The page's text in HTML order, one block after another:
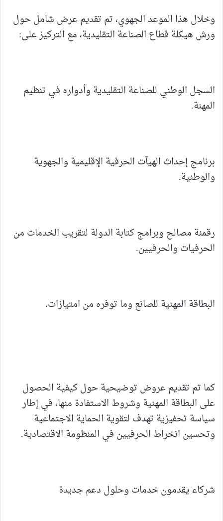
وخلال هذا الموعد الجهوي، تم تقديم عرض شامل حول
ورش هيكلة قطاع الصناعة التقليدية، مع التركيز على:
السجل الوطني للصناعة التقليدية وأدواره في تنظيم
المهنة.
برنامج إحداث الهيآت الحرفية الإقليمية والجهوية
والوطنية.
رقمنة مصالح وبرامج كتابة الدولة لتقريب الخدمات من
الحرفيات والحرفيين.
البطاقة المهنية للصانع وما توفره من امتيازات.
كما تم تقديم عروض توضيحية حول كيفية الحصول
على البطاقة المهنية وشروط الاستفادة منها، في إطار
سياسة تحفيزية تهدف لتقوية الحماية الاجتماعية
وتحسين انخراط الحرفيين في المنظومة الاقتصادية.
شركاء يقدمون خدمات وحلول دعم جديدة